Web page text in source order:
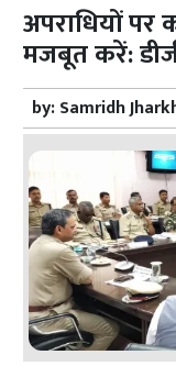
अपराधियों
मजबूत करें:
by:Samridh